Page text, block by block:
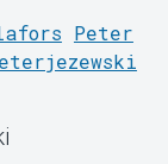
Peter